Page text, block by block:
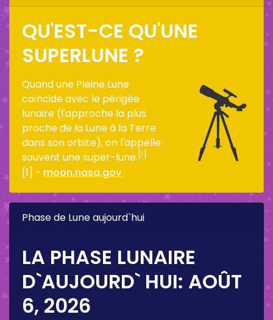
QU'EST-CE QU'UNE
SUPERLUNE ?
Quand une Pleine Lune
coïncide avec le périgée
lunaire (l'approche la plus
proche de la Lune à la Terre
dans son orbite), on l'appelle
souvent une super-lune. [1]
[1] - moon.nasa.gov
Phase de Lune aujourd`hui
LA PHASE LUNAIRE
D`AUJOURD` HUI: AOÛT
6, 2026